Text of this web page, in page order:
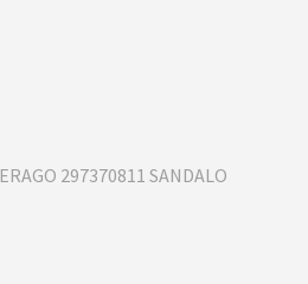
297370811 SANDALO